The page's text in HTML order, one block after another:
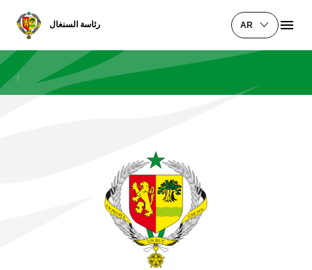
رئاسة السنغال AR
/